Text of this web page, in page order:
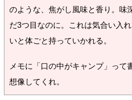
のような、焦がし風味と香り。味
だ3つ目なのに。これは気合い入
いと体ごと持っていかれる。
メモに「口の中がキャンプ」って
想像してくれ。